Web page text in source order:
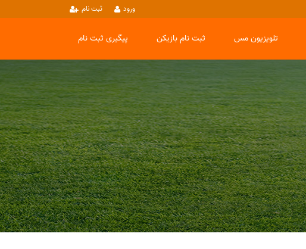
ثبت نام ورود
پیگیری ثبت نام ثبت نام بازیکن تلویزیون مس